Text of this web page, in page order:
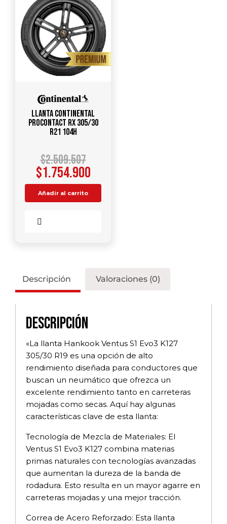
Llanta CONTINENTAL
ProContact RX 305/30
R21 104H
$2.509.507
$1.754.900
Añadir al carrito
Descripción Valoraciones (0)
Descripción
«La llanta Hankook Ventus S1 Evo3 K127
305/30 R19 es una opción de alto
rendimiento diseñada para conductores que
buscan un neumático que ofrezca un
excelente rendimiento tanto en carreteras
mojadas como secas. Aquí hay algunas
características clave de esta llanta:
Tecnología de Mezcla de Materiales: El
Ventus S1 Evo3 K127 combina materias
primas naturales con tecnologías avanzadas
que aumentan la dureza de la banda de
rodadura. Esto resulta en un mayor agarre en
carreteras mojadas y una mejor tracción.
Correa de Acero Reforzado: Esta llanta